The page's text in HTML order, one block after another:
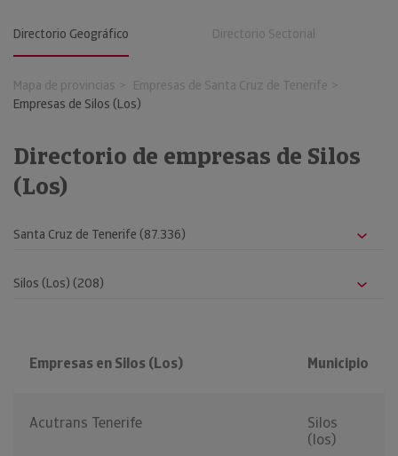
Directorio Geográfico Directorio Sectorial
Mapa de provincias
Empresas de Santa Cruz de Tenerife
Empresas de Silos (Los)
Directorio de empresas de Silos
(Los)
Empresas en Silos (Los) Municipio
Acutrans Tenerife
Silos
(los)